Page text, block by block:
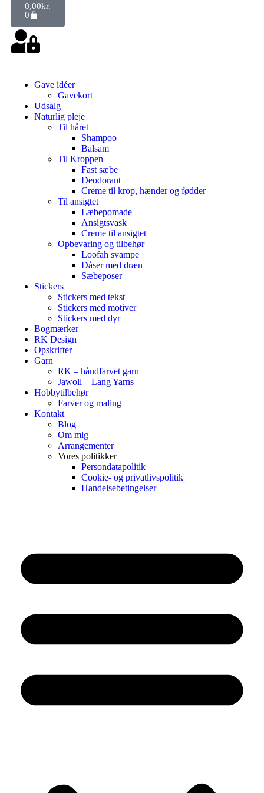
0,00kr.
0
Gave idéer
Gavekort
Udsalg
Naturlig pleje
Til håret
Shampoo
Balsam
Til Kroppen
Fast sæbe
Deodorant
Creme til krop, hænder og fødder
Til ansigtet
Læbepomade
Ansigtsvask
Creme til ansigtet
Opbevaring og tilbehør
Loofah svampe
Dåser med dræn
Sæbeposer
Stickers
Stickers med tekst
Stickers med motiver
Stickers med dyr
Bogmærker
RK Design
Opskrifter
Garn
RK – håndfarvet garn
Jawoll – Lang Yarns
Hobbytilbehør
Farver og maling
Kontakt
Blog
Om mig
Arrangementer
Vores politikker
Persondatapolitik
Cookie- og privatlivspolitik
Handelsebetingelser